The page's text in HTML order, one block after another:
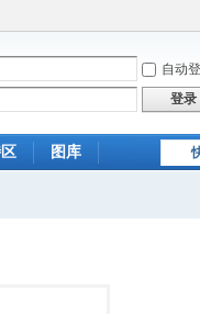
自动
登录
图库